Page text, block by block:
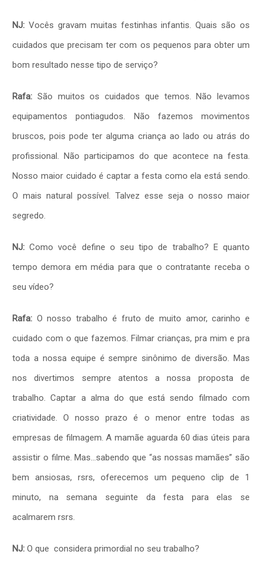
NJ: Vocês gravam muitas festinhas infantis. Quais são os
cuidados que precisam ter com os pequenos para obter um
bom resultado nesse tipo de serviço?
Rafa: São muitos os cuidados que temos. Não levamos
equipamentos pontiagudos. Não fazemos movimentos
bruscos, pois pode ter alguma criança ao lado ou atrás do
profissional. Não participamos do que acontece na festa.
Nosso maior cuidado é captar a festa como ela está sendo.
O mais natural possível. Talvez esse seja o nosso maior
segredo.
NJ: Como você define o seu tipo de trabalho? E quanto
tempo demora em média para que o contratante receba o
seu vídeo?
Rafa: O nosso trabalho é fruto de muito amor, carinho e
cuidado com o que fazemos. Filmar crianças, pra mim e pra
toda a nossa equipe é sempre sinônimo de diversão. Mas
nos divertimos sempre atentos a nossa proposta de
trabalho. Captar a alma do que está sendo filmado com
criatividade. O nosso prazo é o menor entre todas as
empresas de filmagem. A mamãe aguarda 60 dias úteis para
assistir o filme. Mas…sabendo que “as nossas mamães” são
bem ansiosas, rsrs, oferecemos um pequeno clip de 1
minuto, na semana seguinte da festa para elas se
acalmarem rsrs.
NJ: O que considera primordial no seu trabalho?